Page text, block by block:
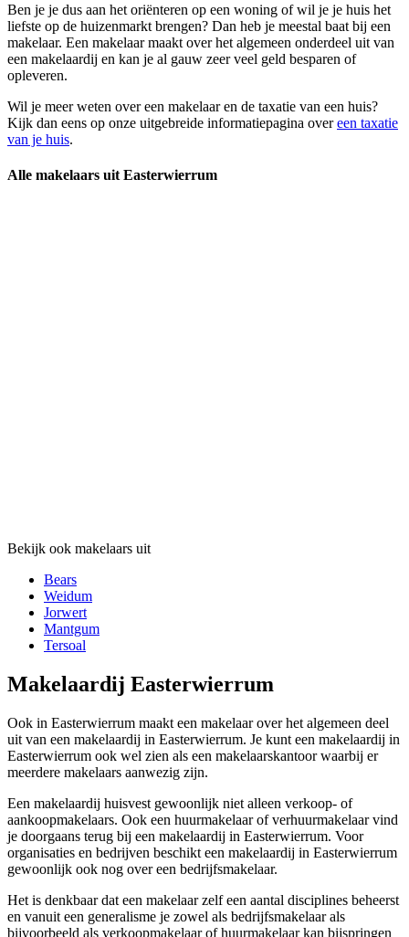
Ben je je dus aan het oriënteren op een woning of wil je je huis het
liefste op de huizenmarkt brengen? Dan heb je meestal baat bij een
makelaar. Een makelaar maakt over het algemeen onderdeel uit van
een makelaardij en kan je al gauw zeer veel geld besparen of
opleveren.
Wil je meer weten over een makelaar en de taxatie van een huis?
Kijk dan eens op onze uitgebreide informatiepagina overeen taxatie
van je huis.
Alle makelaars uit Easterwierrum
Bekijk ook makelaars uit
Bears
Weidum
Jorwert
Mantgum
Tersoal
Makelaardij Easterwierrum
Ook in Easterwierrum maakt een makelaar over het algemeen deel
uit van een makelaardij in Easterwierrum. Je kunt een makelaardij in
Easterwierrum ook wel zien als een makelaarskantoor waarbij er
meerdere makelaars aanwezig zijn.
Een makelaardij huisvest gewoonlijk niet alleen verkoop- of
aankoopmakelaars. Ook een huurmakelaar of verhuurmakelaar vind
je doorgaans terug bij een makelaardij in Easterwierrum. Voor
organisaties en bedrijven beschikt een makelaardij in Easterwierrum
gewoonlijk ook nog over een bedrijfsmakelaar.
Het is denkbaar dat een makelaar zelf een aantal disciplines beheerst
en vanuit een generalisme je zowel als bedrijfsmakelaar als
bijvoorbeeld als verkoopmakelaar of huurmakelaar kan bijspringen